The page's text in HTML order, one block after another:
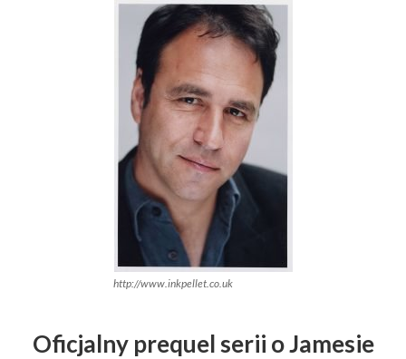
http://www.inkpellet.co.uk
Oficjalny prequel serii o Jamesie